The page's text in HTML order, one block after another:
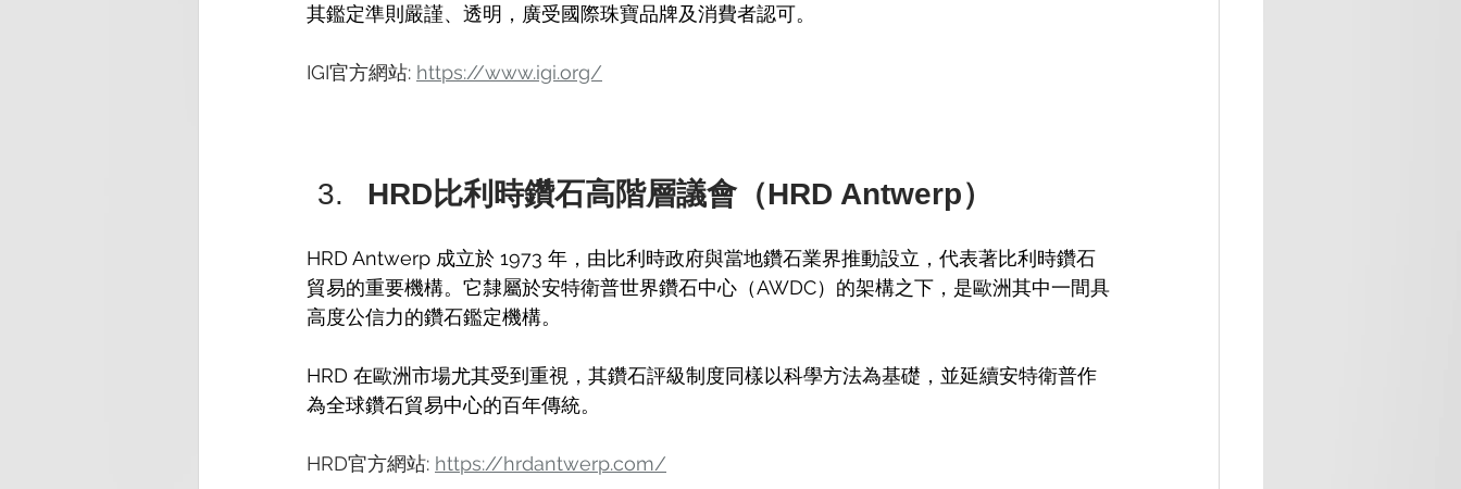
其鑑定準則嚴謹、透明，廣受國際珠寶品牌及消費者認可。
IGI官方網站: https://www.igi.org/
HRD比利時鑽石高階層議會（HRD Antwerp）
HRD Antwerp 成立於 1973 年，由比利時政府與當地鑽石業界推動設立，代表著比利時鑽石
貿易的重要機構。它隸屬於安特衛普世界鑽石中心（AWDC）的架構之下，是歐洲其中一間具
高度公信力的鑽石鑑定機構。
HRD 在歐洲市場尤其受到重視，其鑽石評級制度同樣以科學方法為基礎，並延續安特衛普作
為全球鑽石貿易中心的百年傳統。
HRD官方網站: https://hrdantwerp.com/